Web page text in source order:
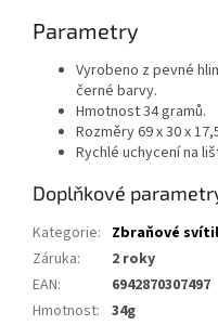
Parametry
Vyrobeno z pevné
černé barvy.
Hmotnost 34 gramů.
Rozměry 69 x 30 x
Rychlé uchycení na
Doplňkové
Kategorie: Zbraňové
Záruka:
2 roky
EAN:
6942870307497
Hmotnost: 34g